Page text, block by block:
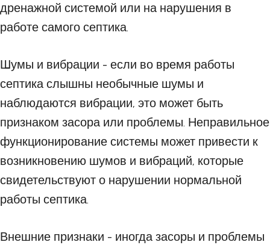
дренажной системой или на нарушения в
работе самого септика.
Шумы и вибрации - если во время работы
септика слышны необычные шумы и
наблюдаются вибрации, это может быть
признаком засора или проблемы. Неправильное
функционирование системы может привести к
возникновению шумов и вибраций, которые
свидетельствуют о нарушении нормальной
работы септика.
Внешние признаки - иногда засоры и проблемы